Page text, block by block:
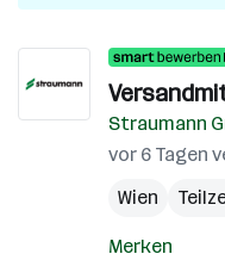
Straumann
vor 6 Tagen
Wien
Merken